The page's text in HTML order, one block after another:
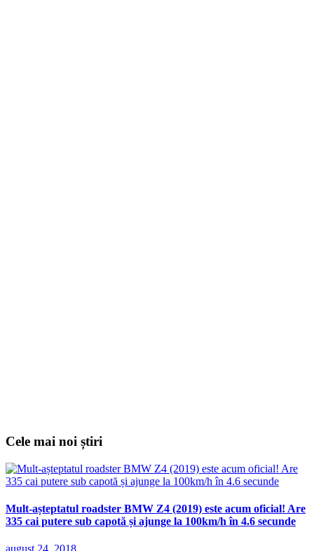
Cele mai noi știri
Mult-așteptatul roadster BMW Z4 (2019) este acum oficial! Are
335 cai putere sub capotă și ajunge la 100km/h în 4.6 secunde